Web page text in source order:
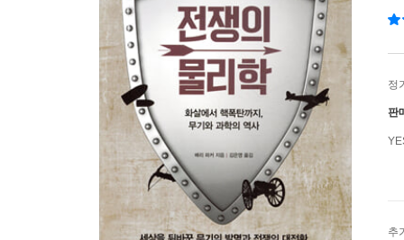
정
판
추